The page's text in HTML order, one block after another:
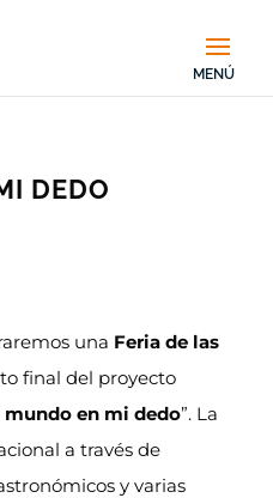
DEDO
una Feria de las
final del proyecto
mundo en mi dedo”. La
a través de
y varias